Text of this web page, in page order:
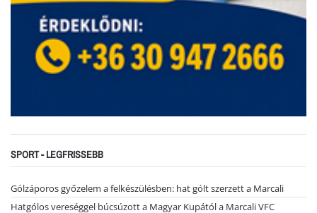
SPORT - LEGFRISSEBB
Gólzáporos győzelem a felkészülésben: hat gólt szerzett a Marcali
Hatgólos vereséggel búcsúzott a Magyar Kupától a Marcali VFC